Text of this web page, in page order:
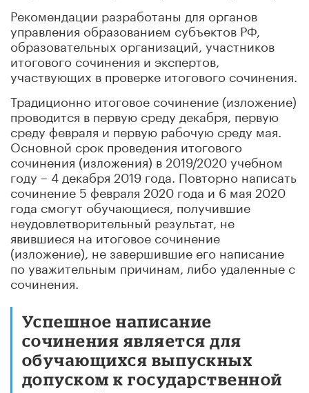
Рекомендации разработаны для органов
управления образованием субъектов РФ,
образовательных организаций, участников
итогового сочинения и экспертов,
участвующих в проверке итогового сочинения.
Традиционно итоговое сочинение (изложение)
проводится в первую среду декабря, первую
среду февраля и первую рабочую среду мая.
Основной срок проведения итогового
сочинения (изложения) в 2019/2020 учебном
году – 4 декабря 2019 года. Повторно написать
сочинение 5 февраля 2020 года и 6 мая 2020
года смогут обучающиеся, получившие
неудовлетворительный результат, не
явившиеся на итоговое сочинение
(изложение), не завершившие его написание
по уважительным причинам, либо удаленные с
сочинения.
Успешное написание
сочинения является для
обучающихся выпускных
допуском к государственной